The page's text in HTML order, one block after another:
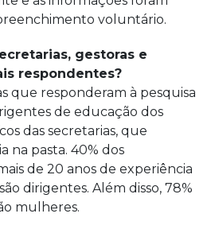
voluntário.
gestoras e
respondentes?
que responderam à pesquisa
de educação dos
das secretarias, que
na pasta. 40% dos
de 20 anos de experiência
dirigentes. Além disso, 78%
mulheres.